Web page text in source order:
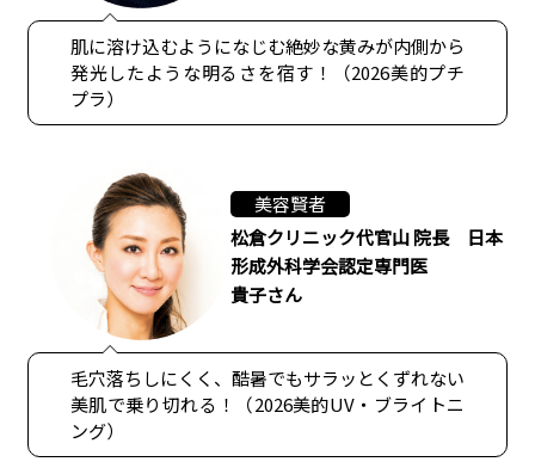
肌に溶け込むようになじむ絶妙な黄みが内側から
発光したような明るさを宿す！（2026美的プチ
プラ）
美容賢者
松倉クリニック代官山 院長 日本
形成外科学会認定専門医
貴子さん
毛穴落ちしにくく、酷暑でもサラッとくずれない
美肌で乗り切れる！（2026美的UV・ブライトニ
ング）